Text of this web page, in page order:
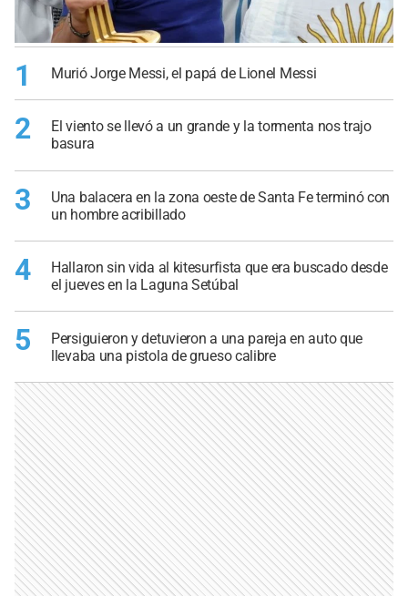
1 Murió Jorge Messi, el papá de Lionel Messi
2
El viento se llevó a un grande y la tormenta nos trajo
basura
3
Una balacera en la zona oeste de Santa Fe terminó con
un hombre acribillado
4
Hallaron sin vida al kitesurfista que era buscado desde
el jueves en la Laguna Setúbal
5
Persiguieron y detuvieron a una pareja en auto que
llevaba una pistola de grueso calibre